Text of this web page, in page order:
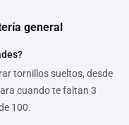
general
tornillos sueltos, desde
cuando te faltan 3
100.